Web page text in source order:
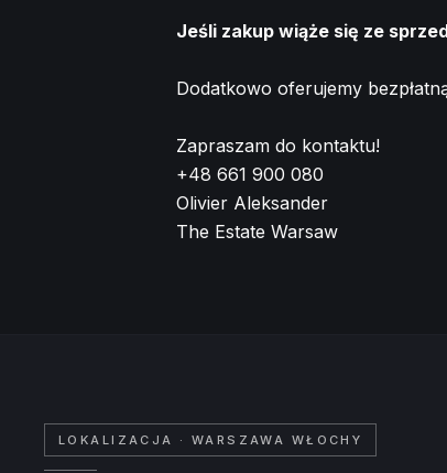
Jeśli zakup wiąże się ze
Dodatkowo oferujemy
Zapraszam do kontaktu!
+48 661 900 080
Olivier Aleksander
The Estate Warsaw
LOKALIZACJA · WARSZAWA WŁOCHY